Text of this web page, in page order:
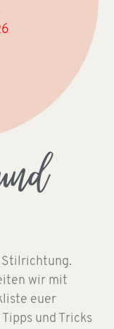
Stilrichtung.
wir mit
euer
und Tricks